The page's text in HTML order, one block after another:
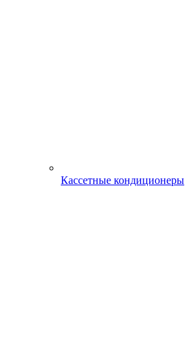
Кассетные кондиционеры